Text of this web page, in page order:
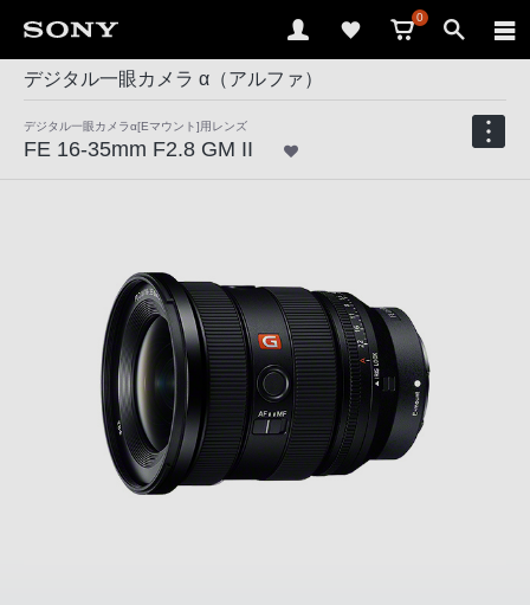
0
デジタル一眼カメラ α（アルファ）
デジタル一眼カメラα[Eマウント]用レンズ
FE 16-35mm F2.8 GM II